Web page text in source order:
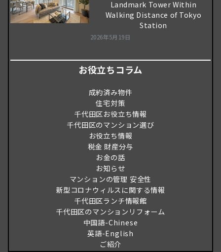
Landmark Tower Within
Walking Distance of Tokyo
Station
2026年5月19日
お役立ちコラム
成約済み物件
住宅対策
千代田区お役立ち情報
千代田区のマンション選び
お役立ち情報
税金 財産分与
お金の話
お知らせ
マンションの管理 安全性
新型コロナウィルスに関する情報
千代田区ランチ情報館
千代田区のマンションリフォーム
中国語-Chinese
英語-English
ご紹介